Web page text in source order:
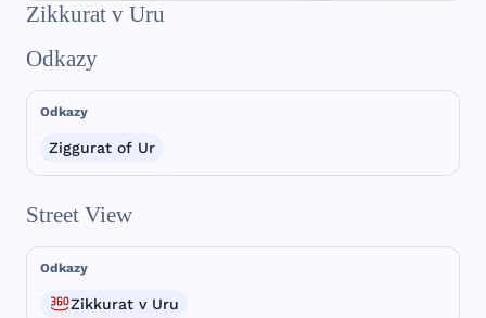
Zikkurat v Uru
Odkazy
Odkazy
Ziggurat of Ur
Street View
Odkazy
Zikkurat v Uru